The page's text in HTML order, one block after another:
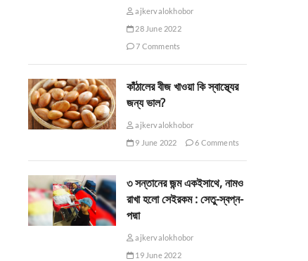
ajkervalokhobor
28 June 2022
7 Comments
কাঁঠালের বীজ খাওয়া কি স্বাস্থ্যের
জন্য ভাল?
ajkervalokhobor
9 June 2022
6 Comments
৩ সন্তানের জন্ম একইসাথে, নামও
রাখা হলো সেইরকম : সেতু-স্বপ্ন-
পদ্মা
ajkervalokhobor
19 June 2022